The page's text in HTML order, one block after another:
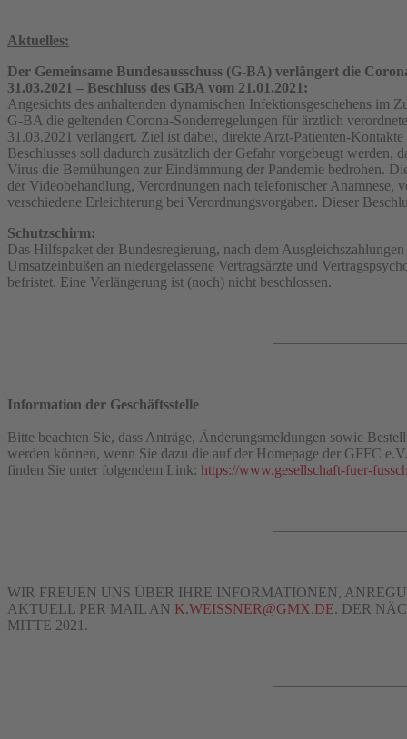
Aktuelles:
Der Gemeinsame Bundesausschuss (G-BA) verlängert die
31.03.2021 – Beschluss des GBA vom 21.01.2021:
Angesichts des anhaltenden dynamischen Infektionsgeschehens im
G-BA die geltenden Corona-Sonderregelungen für ärztlich
31.03.2021 verlängert. Ziel ist dabei, direkte Arzt-Patienten-
Beschlusses soll dadurch zusätzlich der Gefahr vorgebeugt werden,
Virus die Bemühungen zur Eindämmung der Pandemie bedrohen.
der Videobehandlung, Verordnungen nach telefonischer Anamnese,
verschiedene Erleichterung bei Verordnungsvorgaben. Dieser
Schutzschirm:
Das Hilfspaket der Bundesregierung, nach dem
Umsatzeinbußen an niedergelassene Vertragsärzte und
befristet. Eine Verlängerung ist (noch) nicht beschlossen.
Information der Geschäftsstelle
Bitte beachten Sie, dass Anträge, Änderungsmeldungen sowie
werden können, wenn Sie dazu die auf der Homepage der GFFC
finden Sie unter folgendem Link: https://www.gesellschaft-fuer-
WIR FREUEN UNS ÜBER IHRE INFORMATIONEN,
AKTUELL PER MAIL AN K.WEISSNER@GMX.DE. DER
MITTE 2021.